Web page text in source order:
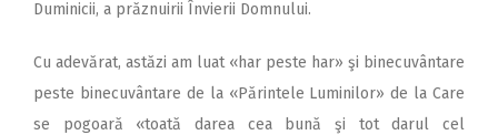
Duminicii, a prăznuirii Învierii Domnului.
Cu adevărat, astăzi am luat «har peste har» şi binecuvântare
peste binecuvântare de la «Părintele Luminilor» de la Care
se pogoară «toată darea cea bună şi tot darul cel